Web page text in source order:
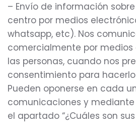
– Envío de información
centro por medios
whatsapp, etc). Nos
comercialmente por
las personas, cuando nos
consentimiento para hacerlo
Pueden oponerse en cada
comunicaciones y
el apartado “¿Cuáles son